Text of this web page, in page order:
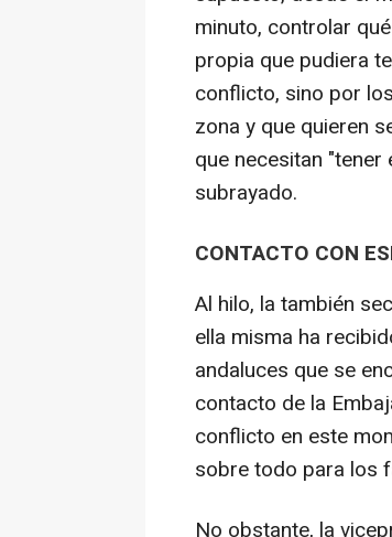
minuto, controlar
propia que pudiera
conflicto, sino por
zona y que quieren
que necesitan
subrayado.
CONTACTO CON
Al hilo, la también
ella misma ha
andaluces que se
contacto de la
conflicto en este
sobre todo para los
No obstante, la